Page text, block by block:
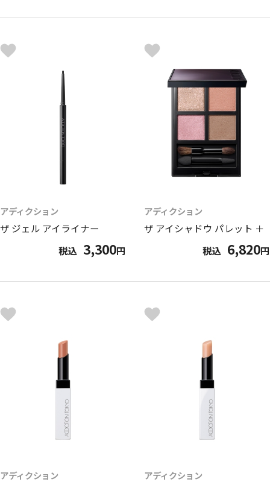
アディクション
ザ ジェル アイライナー
税込 3,300円
アディクション
ザ アイシャドウ パレット ＋
税込 6,820円
アディクション アディクション